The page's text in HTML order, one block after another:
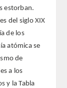
estorban.
del siglo XIX
de los
atómica se
de
a los
y la Tabla